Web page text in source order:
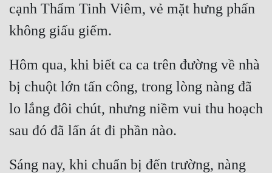
Du Hí
Dị Năng
cạnh Thẩm Tinh Viêm, vẻ mặt hưng phấn
Hôm qua, khi biết ca ca trên đường về nhà
bị chuột lớn tấn công, trong lòng nàng đã
lo lắng đôi chút, nhưng niềm vui thu hoạch
Sáng nay, khi chuẩn bị đến trường, nàng